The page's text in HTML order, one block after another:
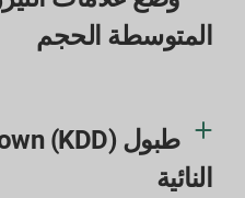
المتوسطة الحجم
النائية